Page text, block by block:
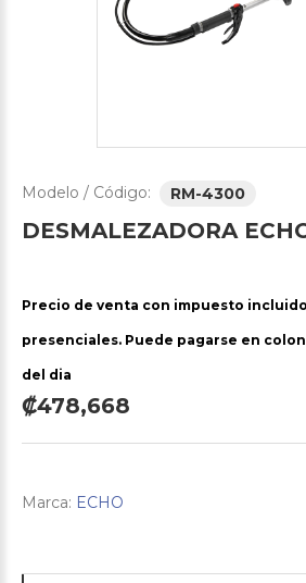
Modelo / Código: RM-4300
DESMALEZADORA
Precio de venta con impuesto
presenciales. Puede pagarse en
del dia
₡478,668
Marca: ECHO